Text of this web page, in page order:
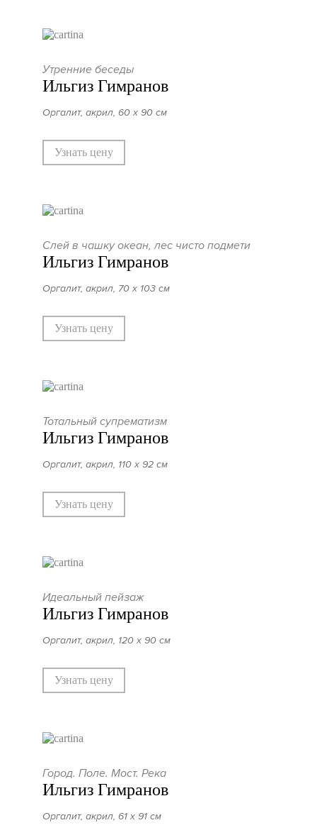
Утренние беседы
Ильгиз Гимранов
Оргалит, акрил, 60 х 90 см
Узнать цену
Слей в чашку океан, лес чисто подмети
Ильгиз Гимранов
Оргалит, акрил, 70 х 103 см
Узнать цену
Тотальный супрематизм
Ильгиз Гимранов
Оргалит, акрил, 110 х 92 см
Узнать цену
Идеальный пейзаж
Ильгиз Гимранов
Оргалит, акрил, 120 х 90 см
Узнать цену
Город. Поле. Мост. Река
Ильгиз Гимранов
Оргалит, акрил, 61 х 91 см